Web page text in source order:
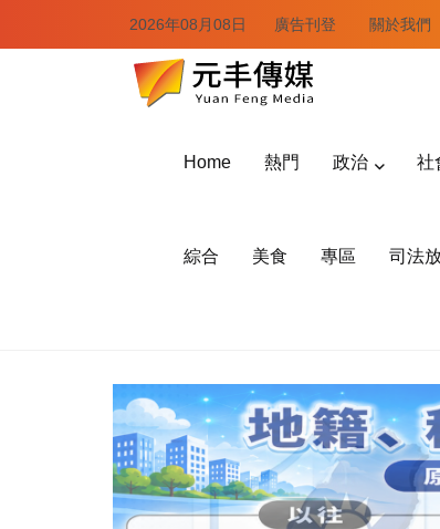
2026年08月08日 廣告刊登 關於我們
Home 熱門 政治 社
綜合 美食 專區 司法